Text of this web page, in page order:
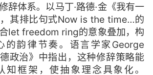
辞体系。以马丁·路德·金《我有一
其排比句式Now is the time…的
let freedom ring的意象叠加，构
的韵律节奏。语言学家George
政治》中指出，这种修辞策略能
知框架，使抽象理念具象化。